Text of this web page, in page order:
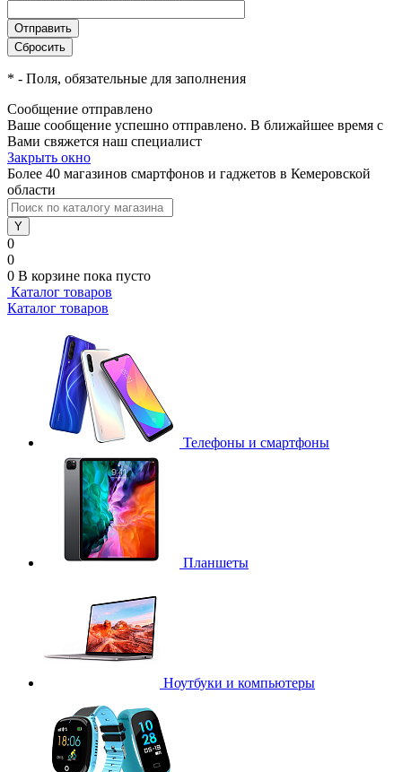
* - Поля, обязательные для заполнения
Сообщение отправлено
Ваше сообщение успешно отправлено. В ближайшее время с
Вами свяжется наш специалист
Закрыть окно
Более 40 магазинов смартфонов и гаджетов в Кемеровской
области
0
0
0 В корзине пока пусто
Каталог товаров
Каталог товаров
Телефоны и смартфоны
Планшеты
Ноутбуки и компьютеры